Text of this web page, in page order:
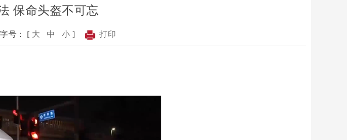
保命头盔不可忘
字号： [ 大 中 小 ] 打印